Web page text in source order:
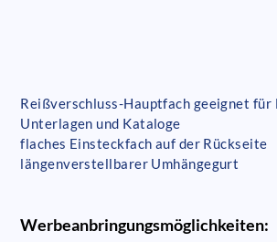
Reißverschluss-Hauptfach geeignet für
Unterlagen und Kataloge
flaches Einsteckfach auf der Rückseite
längenverstellbarer Umhängegurt
Werbeanbringungsmöglichkeiten: